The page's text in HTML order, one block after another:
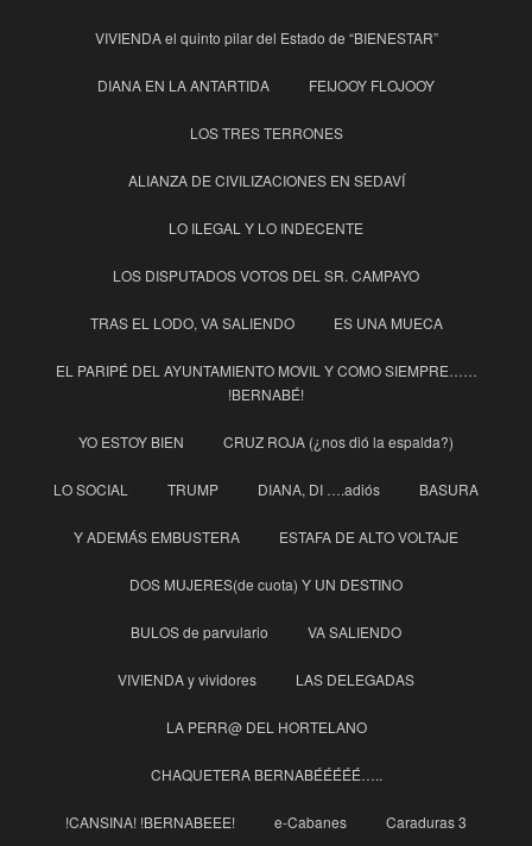
VIVIENDA el quinto pilar del Estado de “BIENESTAR”
DIANA EN LA ANTARTIDA FEIJOOY FLOJOOY
LOS TRES TERRONES
ALIANZA DE CIVILIZACIONES EN SEDAVÍ
LO ILEGAL Y LO INDECENTE
LOS DISPUTADOS VOTOS DEL SR. CAMPAYO
TRAS EL LODO, VA SALIENDO ES UNA MUECA
EL PARIPÉ DEL AYUNTAMIENTO MOVIL Y COMO SIEMPRE……
!BERNABÉ!
YO ESTOY BIEN CRUZ ROJA (¿nos dió la espalda?)
LO SOCIAL TRUMP DIANA, DI ….adiós BASURA
Y ADEMÁS EMBUSTERA ESTAFA DE ALTO VOLTAJE
DOS MUJERES(de cuota) Y UN DESTINO
BULOS de parvulario VA SALIENDO
VIVIENDA y vividores LAS DELEGADAS
LA PERR@ DEL HORTELANO
CHAQUETERA BERNABÉÉÉÉÉ…..
!CANSINA! !BERNABEEE! e-Cabanes Caraduras 3